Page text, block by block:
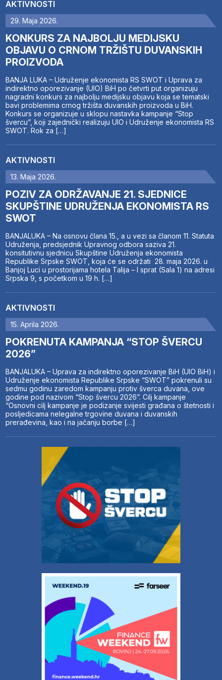
AKTIVNOSTI
29. Maja 2026.
KONKURS ZA NAJBOLJU MEDIJSKU
OBJAVU O CRNOM TRŽIŠTU DUVANSKIH
PROIZVODA
BANJA LUKA – Udruženje ekonomista RS SWOT i Uprava za
indirektno oporezivanje (UIO) BiH po četvrti put organizuju
nagradni konkurs za najbolju medijsku objavu koja se tematski
bavi problemima crnog tržišta duvanskih proizvoda u BiH.
Konkurs se organizuje u sklopu nastavka kampanje “Stop
švercu”, koji zajednički realizuju UIO i Udruženje ekonomista RS
SWOT. Rok za […]
AKTIVNOSTI
13. Maja 2026.
POZIV ZA ODRŽAVANJE 21. SJEDNICE
SKUPŠTINE UDRUŽENJA EKONOMISTA RS
SWOT
BANJALUKA – Na osnovu člana 15., a u vezi sa članom 11. Statuta
Udruženja, predsjednik Upravnog odbora saziva 21.
konsitutivnu sjednicu Skupštine Udruženja ekonomista
Republike Srpske SWOT, koja će se održati 28. maja 2026. u
Banjoj Luci u prostorijama hotela Talija – I sprat (Sala 1) na adresi
Srpska 9, s početkom u 19 h. […]
AKTIVNOSTI
15. Aprila 2026.
POKRENUTA KAMPANJA “STOP ŠVERCU
2026”
BANJALUKA – Uprava za indirektno oporezivanje BiH (UIO BiH) i
Udruženje ekonomista Republike Srpske “SWOT” pokrenuli su
sedmu godinu zaredom kampanju protiv šverca duvana, ove
godine pod nazivom “Stop švercu 2026”. Cilj kampanje
“Osnovni cilj kampanje je podizanje svijesti građana o štetnosti i
posljedicama nelegalne trgovine duvana i duvanskih
prerađevina, kao i na jačanju borbe […]